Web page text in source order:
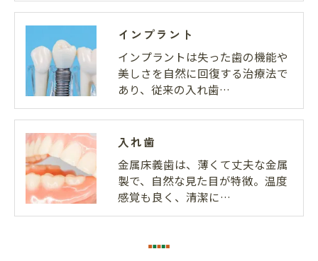
インプラント
インプラントは失った歯の機能や
美しさを自然に回復する治療法で
あり、従来の入れ歯…
入れ歯
金属床義歯は、薄くて丈夫な金属
製で、自然な見た目が特徴。温度
感覚も良く、清潔に…